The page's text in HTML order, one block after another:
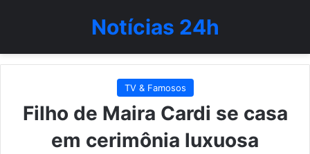
Notícias 24h
TV & Famosos
Filho de Maira Cardi se casa
em cerimônia luxuosa